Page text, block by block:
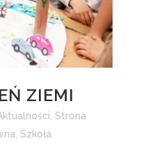
ZIEMI
, Strona
, Szkoła